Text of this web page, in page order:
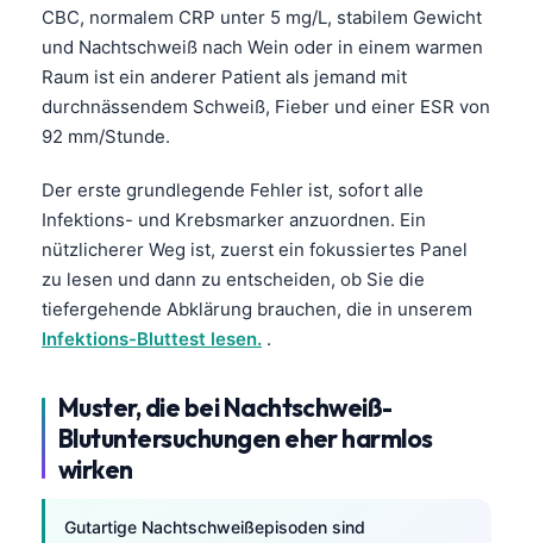
CBC, normalem CRP unter 5 mg/L, stabilem Gewicht
und Nachtschweiß nach Wein oder in einem warmen
Raum ist ein anderer Patient als jemand mit
durchnässendem Schweiß, Fieber und einer ESR von
92 mm/Stunde.
Der erste grundlegende Fehler ist, sofort alle
Infektions- und Krebsmarker anzuordnen. Ein
nützlicherer Weg ist, zuerst ein fokussiertes Panel
zu lesen und dann zu entscheiden, ob Sie die
tiefergehende Abklärung brauchen, die in unserem
Infektions-Bluttest lesen. .
Muster, die bei Nachtschweiß-
Blutuntersuchungen eher harmlos
wirken
Gutartige Nachtschweißepisoden sind